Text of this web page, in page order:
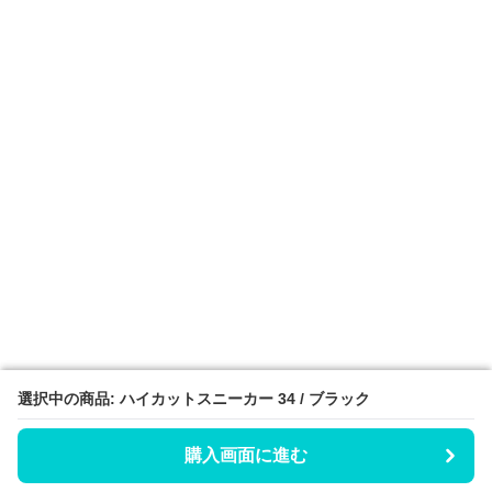
選択中の商品: ハイカットスニーカー 34 / ブラック
購入画面に進む
選択中の商品: ハイカットスニーカー 34 / ブラック
購入画面に進む